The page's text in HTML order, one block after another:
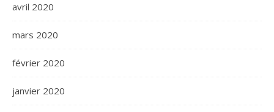
avril 2020
mars 2020
février 2020
janvier 2020